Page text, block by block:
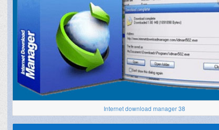
Internet download manager 38